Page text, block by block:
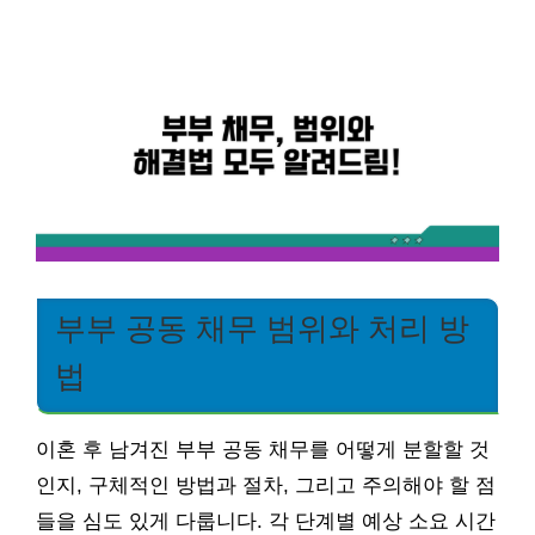
부부 공동 채무 범위와 처리 방
법
이혼 후 남겨진 부부 공동 채무를 어떻게 분할할 것
인지, 구체적인 방법과 절차, 그리고 주의해야 할 점
들을 심도 있게 다룹니다. 각 단계별 예상 소요 시간